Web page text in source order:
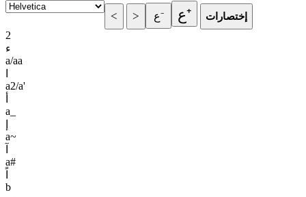
2
ء
a/aa
a2/a'
a_
a~
a#
b